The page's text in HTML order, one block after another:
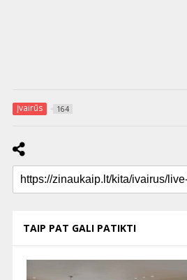
Įvairūs 164
TAIP PAT GALI PATIKTI